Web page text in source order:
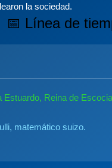
la sociedad.
📅 Línea de
Estuardo, Reina de
matemático suizo.